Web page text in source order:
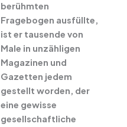
berühmten
Fragebogen ausfüllte,
ist er tausende von
Male in unzähligen
Magazinen und
Gazetten jedem
gestellt worden, der
eine gewisse
gesellschaftliche